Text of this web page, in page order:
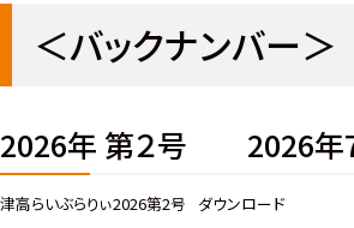
＜バックナンバー＞
2026年 第２号 2026年
津高らいぶらりぃ2026第2号 ダウンロード